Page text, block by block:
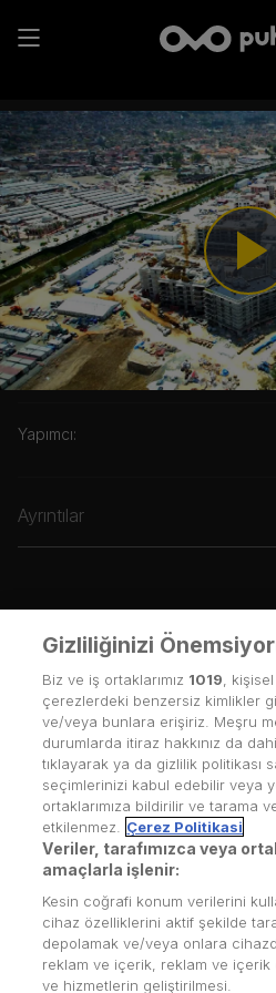
Hatay Yeniden
Kategori:
Yapımcı:
Ayrıntılar
Kullanım Koşulları
Gizliliğinizi
Biz ve iş ortaklarımız 1019 ,
çerezlerdeki benzersiz kimlikler
ve/veya bunlara erişiriz. Meşru
durumlarda itiraz hakkınız da
tıklayarak ya da gizlilik politikası
seçimlerinizi kabul edebilir veya
ortaklarımıza bildirilir ve tarama
etkilenmez.
Çerez Politikasi
Veriler, tarafımızca veya
amaçlarla işlenir:
Kesin coğrafi konum verilerini
cihaz özelliklerini aktif şekilde
depolamak ve/veya onlara
reklam ve içerik, reklam ve içerik
ve hizmetlerin geliştirilmesi.